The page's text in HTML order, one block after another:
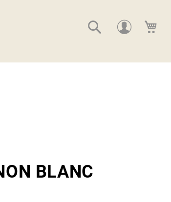
Suche
BLANC